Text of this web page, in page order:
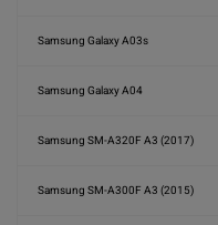
Samsung Galaxy A03s
Samsung Galaxy A04
Samsung SM-A320F A3 (2017)
Samsung SM-A300F A3 (2015)